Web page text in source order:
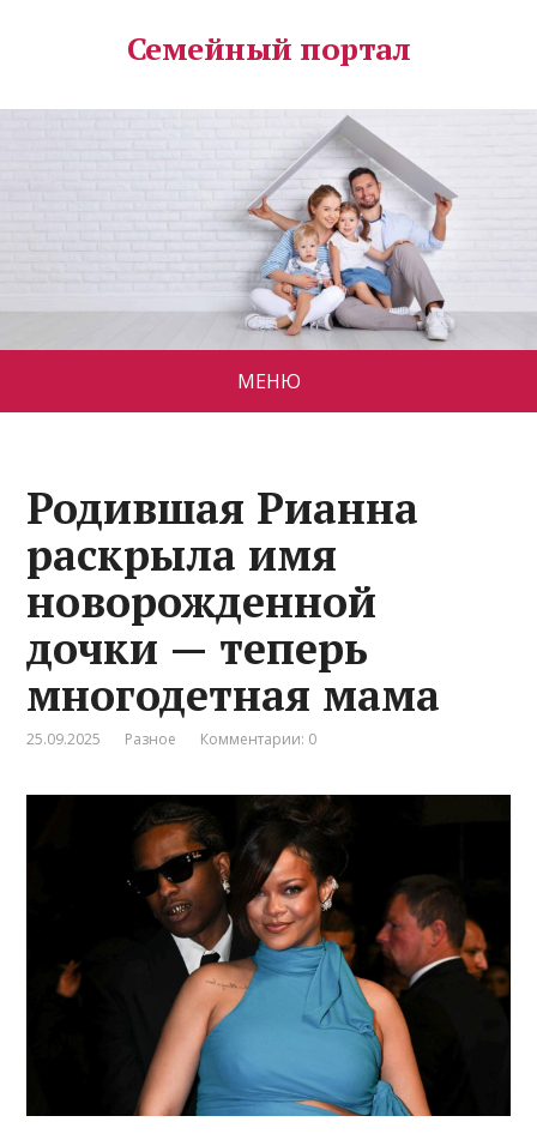
Семейный портал
МЕНЮ
Родившая Рианна
раскрыла имя
новорожденной
дочки — теперь
многодетная мама
25.09.2025 Разное Комментарии: 0